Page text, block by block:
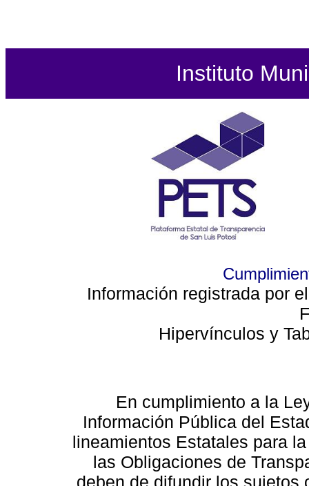
Instituto
Información registrada por
Hipervínculos y
En cumplimiento a la
Información Pública del
lineamientos Estatales para
las Obligaciones de
deben de difundir los sujetos